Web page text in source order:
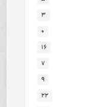
۳
۰
۱۶
۷
۹
۲۲